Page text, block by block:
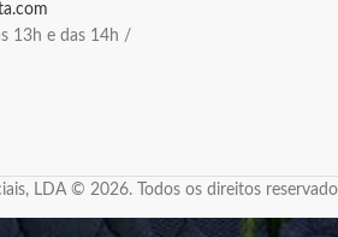
13h e das 14h /
LDA © 2026. Todos os direitos